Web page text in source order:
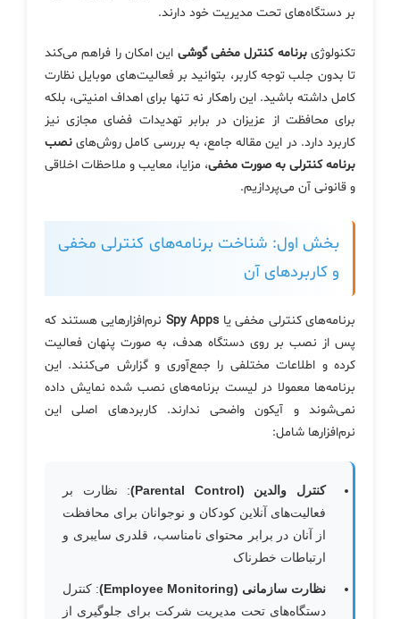
بر دستگاه‌های تحت مدیریت خود دارند.
تکنولوژیبرنامه کنترل مخفی گوشی این امکان را فراهم می‌کند
تا بدون جلب توجه کاربر، بتوانید بر فعالیت‌های موبایل نظارت
کامل داشته باشید. این راهکار نه تنها برای اهداف امنیتی، بلکه
برای محافظت از عزیزان در برابر تهدیدات فضای مجازی نیز
کاربرد دارد. در این مقاله جامع، به بررسی کامل روش‌های نصب
برنامه کنترلی به صورت مخفی، مزایا، معایب و ملاحظات اخلاقی
و قانونی آن می‌پردازیم.
بخش اول: شناخت برنامه‌های کنترلی مخفی
و کاربردهای آن
برنامه‌های کنترلی مخفی یا Spy Apps نرم‌افزارهایی هستند که
پس از نصب بر روی دستگاه هدف، به صورت پنهان فعالیت
کرده و اطلاعات مختلفی را جمع‌آوری و گزارش می‌کنند. این
برنامه‌ها معمولا در لیست برنامه‌های نصب شده نمایش داده
نمی‌شوند و آیکون واضحی ندارند. کاربردهای اصلی این
نرم‌افزارها شامل:
کنترل والدین (Parental Control)
: نظارت بر
فعالیت‌های آنلاین کودکان و نوجوانان برای محافظت
از آنان در برابر محتوای نامناسب، قلدری سایبری و
ارتباطات خطرناک
نظارت سازمانی (Employee Monitoring)
: کنترل
دستگاه‌های تحت مدیریت شرکت برای جلوگیری از